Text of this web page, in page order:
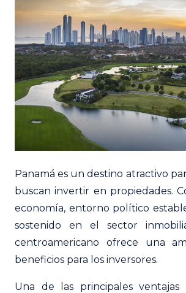
Panamá es un destino atractivo
buscan invertir en propiedades.
economía, entorno político
sostenido en el sector
centroamericano ofrece una
beneficios para los inversores.
Una de las principales